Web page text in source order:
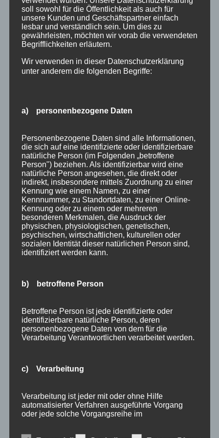
buchen, 3 Nächte zahlen 26.01. – 30.01.2019
Wir bieten Ihnen...
Suchen
Neueste Beiträge
Veranstaltungen im August 2026 in Oberstdorf
Public Viewing Fußball-WM 2026 in Oberstdorf
Extra Rabatt im März
Blog Archiv
Blog
Archiv
Kategorien
Allgäu
Allgemein
Angebote
Bergbahnen
Bewertung
E-Bike
Empfehlung
FIS Nordische Ski WM
Gesundheit
Haus Partale
Info
Stellenangebot
Urlaub
Veranstaltungstipp
Wintersport
soll sowohl für die Öffentlichkeit als auch für
unsere Kunden und Geschäftspartner einfach
lesbar und verständlich sein. Um dies zu
gewährleisten, möchten wir vorab die verwendeten
Begrifflichkeiten erläutern.
Wir verwenden in dieser Datenschutzerklärung
unter anderem die folgenden Begriffe:
a) personenbezogene Daten
Personenbezogene Daten sind alle Informationen,
die sich auf eine identifizierte oder identifizierbare
natürliche Person (im Folgenden „betroffene
Person") beziehen. Als identifizierbar wird eine
natürliche Person angesehen, die direkt oder
indirekt, insbesondere mittels Zuordnung zu einer
Kennung wie einem Namen, zu einer
Kennnummer, zu Standortdaten, zu einer Online-
Kennung oder zu einem oder mehreren
besonderen Merkmalen, die Ausdruck der
physischen, physiologischen, genetischen,
psychischen, wirtschaftlichen, kulturellen oder
sozialen Identität dieser natürlichen Person sind,
identifiziert werden kann.
b) betroffene Person
Betroffene Person ist jede identifizierte oder
identifizierbare natürliche Person, deren
personenbezogene Daten von dem für die
Verarbeitung Verantwortlichen verarbeitet werden.
c) Verarbeitung
Verarbeitung ist jeder mit oder ohne Hilfe
automatisierter Verfahren ausgeführte Vorgang
oder jede solche Vorgangsreihe im